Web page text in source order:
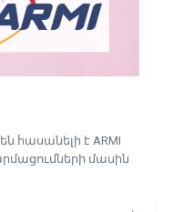
հասանելի է ARMI
մասին